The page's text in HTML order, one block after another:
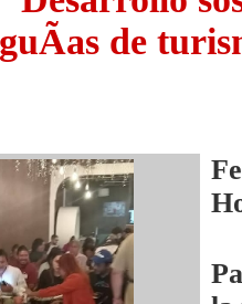
de